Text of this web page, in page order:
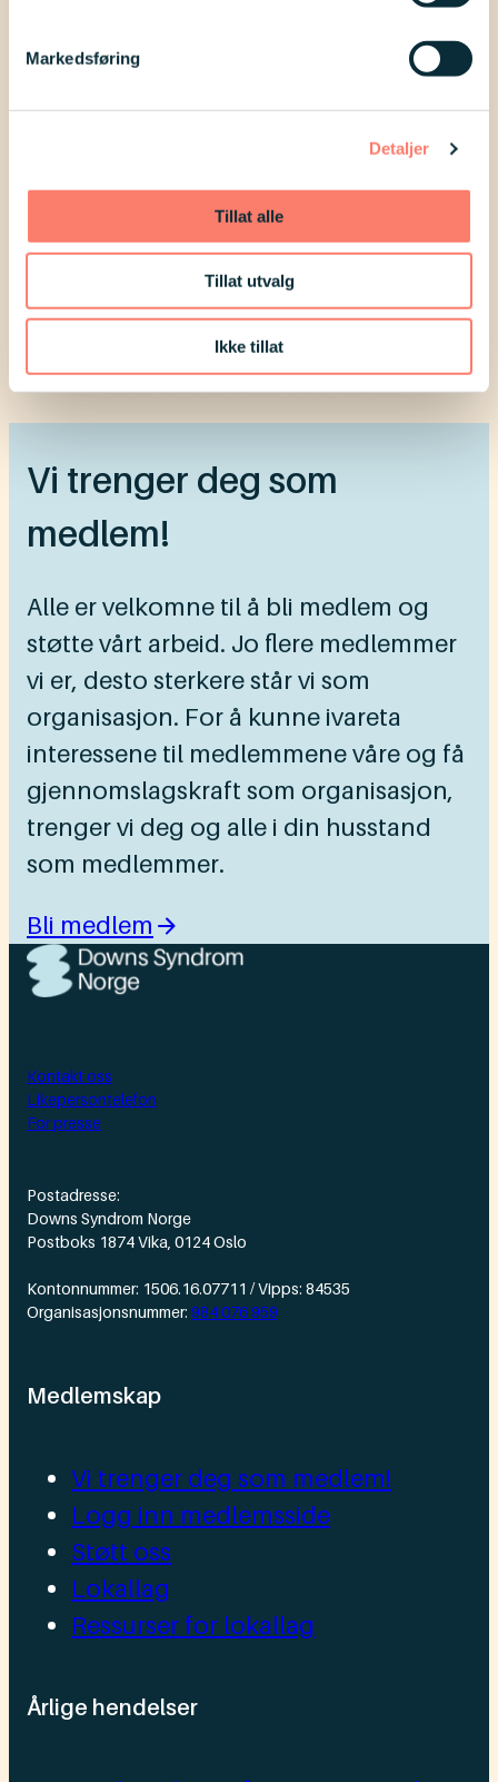
Markedsføring
Detaljer
Tillat alle
Tillat utvalg
Ikke tillat
Vi trenger deg som
medlem!
Alle er velkomne til å bli medlem og
støtte vårt arbeid. Jo flere medlemmer
vi er, desto sterkere står vi som
organisasjon. For å kunne ivareta
interessene til medlemmene våre og få
gjennomslagskraft som organisasjon,
trenger vi deg og alle i din husstand
som medlemmer.
Bli medlem
Kontakt oss
Likepersontelefon
For presse
Postadresse:
Downs Syndrom Norge
Postboks 1874 Vika, 0124 Oslo
Kontonnummer: 1506.16.07711 / Vipps: 84535
Organisasjonsnummer: 984 076 959
Medlemskap
Vi trenger deg som medlem!
Logg inn medlemsside
Støtt oss
Lokallag
Ressurser for lokallag
Årlige hendelser